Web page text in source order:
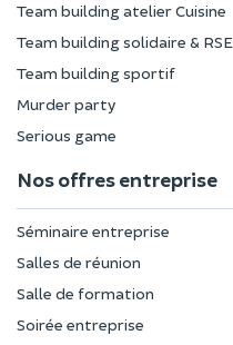
Team building atelier Cuisine
Team building solidaire & RSE
Team building sportif
Murder party
Serious game
Nos offres entreprise
Séminaire entreprise
Salles de réunion
Salle de formation
Soirée entreprise